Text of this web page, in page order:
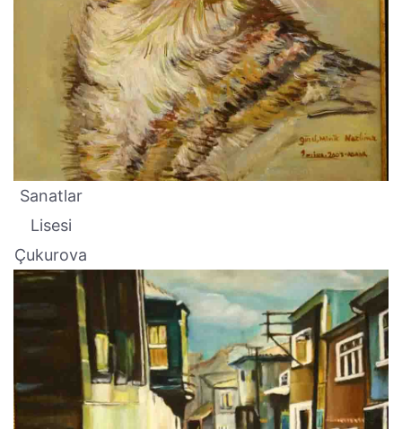
Sanatlar
Lisesi
Çukurova